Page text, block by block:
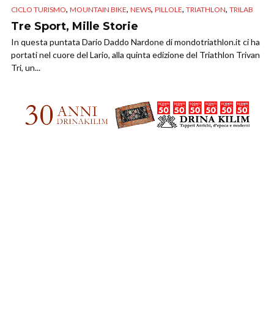
CICLO TURISMO, MOUNTAIN BIKE, NEWS, PILLOLE, TRIATHLON, TRILAB
Tre Sport, Mille Storie
In questa puntata Dario Daddo Nardone di mondotriathlon.it ci ha
portati nel cuore del Lario, alla quinta edizione del Triathlon Trivan
Tri, un...